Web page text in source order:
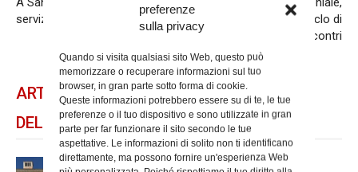
preferenze
sulla privacy
Quando si visita qualsiasi sito Web, questo può
memorizzare o recuperare informazioni sul tuo
browser, in gran parte sotto forma di cookie.
Queste informazioni potrebbero essere su di te, le tue
preferenze o il tuo dispositivo e sono utilizzate in gran
parte per far funzionare il sito secondo le tue
aspettative. Le informazioni di solito non ti identificano
direttamente, ma possono fornire un'esperienza Web
servizio docce
in partenza un nuovo ciclo di
incontri
ARTICOLI CORRELATI
DELLO STESSO AUTORE
Chiusura estiva degli Uffici del